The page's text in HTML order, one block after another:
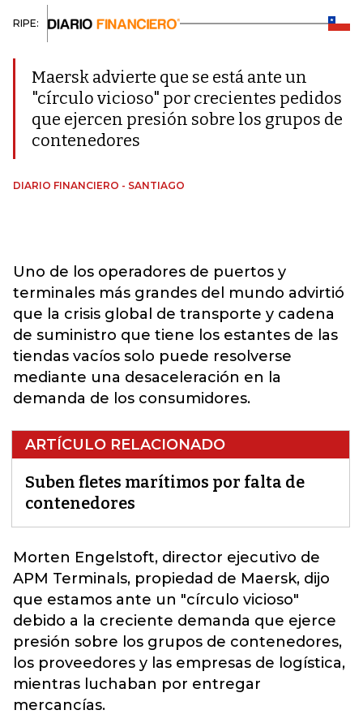
RIPE:
Maersk advierte que se está ante un
"círculo vicioso" por crecientes pedidos
que ejercen presión sobre los grupos de
contenedores
DIARIO FINANCIERO - SANTIAGO
Uno de los operadores de puertos y
terminales más grandes del mundo advirtió
que la crisis global de transporte y cadena
de suministro que tiene los estantes de las
tiendas vacíos solo puede resolverse
mediante una desaceleración en la
demanda de los consumidores.
ARTÍCULO RELACIONADO
Suben fletes marítimos por falta de
contenedores
Morten Engelstoft, director ejecutivo de
APM Terminals, propiedad de Maersk, dijo
que estamos ante un "círculo vicioso"
debido a la creciente demanda que ejerce
presión sobre los grupos de contenedores,
los proveedores y las empresas de logística,
mientras luchaban por entregar
mercancías.